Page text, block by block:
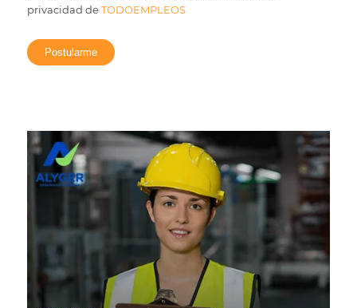
privacidad deTODOEMPLEOS